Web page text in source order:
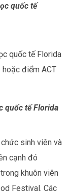
quốc tế
quốc tế Florida
điểm ACT
quốc tế Florida
sinh viên và
cạnh đó
khuôn viên
Festival. Các